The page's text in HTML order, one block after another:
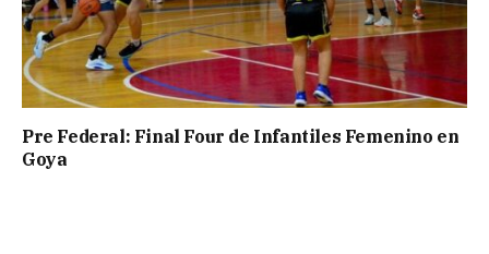
Pre Federal: Final Four de Infantiles Femenino en
Goya